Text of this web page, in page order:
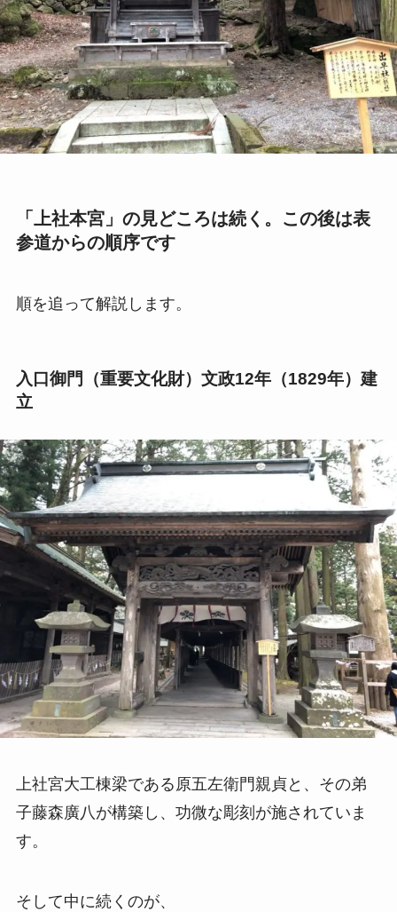
「上社本宮」の見どころは続く。この後は表
参道からの順序です
順を追って解説します。
入口御門（重要文化財）文政12年（1829年）建
立
上社宮大工棟梁である原五左衛門親貞と、その弟
子藤森廣八が構築し、功微な彫刻が施されていま
す。
そして中に続くのが、